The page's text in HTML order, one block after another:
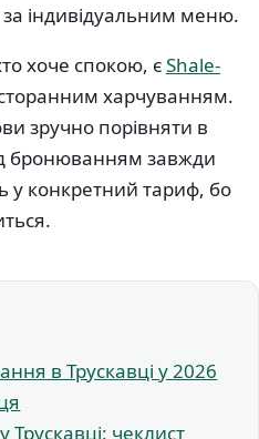
індивідуальним меню.
хоче спокою, єShale-
харчуванням.
зручно порівняти в
бронюванням завжди
у конкретний тариф, бо
в Трускавці у 2026
Трускавці: чеклист